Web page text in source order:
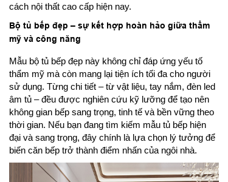
cách nội thất cao cấp hiện nay.
Bộ tủ bếp đẹp – sự kết hợp hoàn hảo giữa thẩm
mỹ và công năng
Mẫu bộ tủ bếp đẹp này không chỉ đáp ứng yếu tố
thẩm mỹ mà còn mang lại tiện ích tối đa cho người
sử dụng. Từng chi tiết – từ vật liệu, tay nắm, đèn led
âm tủ – đều được nghiên cứu kỹ lưỡng để tạo nên
không gian bếp sang trọng, tinh tế và bền vững theo
thời gian. Nếu bạn đang tìm kiếm mẫu tủ bếp hiện
đại và sang trọng, đây chính là lựa chọn lý tưởng để
biến căn bếp trở thành điểm nhấn của ngôi nhà.